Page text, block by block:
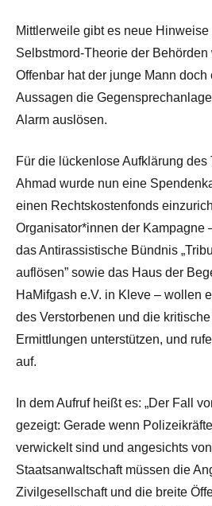
Mittlerweile gibt es neue Hinweise
Selbstmord-Theorie der Behörden
Offenbar hat der junge Mann
Aussagen die
Alarm auslösen.
Für die lückenlose Aufklärung des
Ahmad wurde nun eine
einen Rechtskostenfonds
Organisator*innen der Kampagne
das Antirassistische Bündnis
auflösen” sowie das Haus der
HaMifgash e.V. in Kleve – wollen
des Verstorbenen und die
Ermittlungen unterstützen, und
auf.
In dem Aufruf heißt es: „Der Fall
gezeigt: Gerade wenn
verwickelt sind und angesichts
Staatsanwaltschaft müssen die
Zivilgesellschaft und die breite